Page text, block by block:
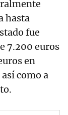
hasta
fue
7.200 euros
en
como a